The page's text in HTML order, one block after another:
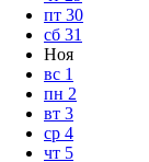
пт 30
сб 31
Ноя
вс 1
пн 2
вт 3
ср 4
чт 5